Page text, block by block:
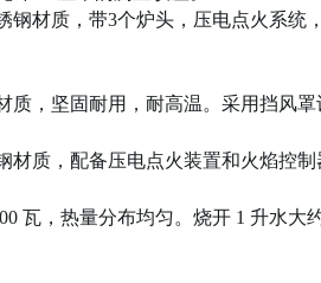
钢材质，带3个炉头，压电点火系统
质，坚固耐用，耐高温。采用挡风
材质，配备压电点火装置和火焰控制
瓦，热量分布均匀。烧开 1 升水